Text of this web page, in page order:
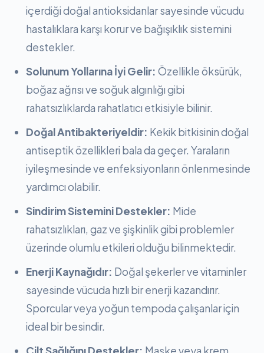
içerdiği doğal antioksidanlar sayesinde vücudu
hastalıklara karşı korur ve bağışıklık sistemini
destekler.
Solunum Yollarına İyi Gelir: Özellikle öksürük,
boğaz ağrısı ve soğuk algınlığı gibi
rahatsızlıklarda rahatlatıcı etkisiyle bilinir.
Doğal Antibakteriyeldir: Kekik bitkisinin doğal
antiseptik özellikleri bala da geçer. Yaraların
iyileşmesinde ve enfeksiyonların önlenmesinde
yardımcı olabilir.
Sindirim Sistemini Destekler: Mide
rahatsızlıkları, gaz ve şişkinlik gibi problemler
üzerinde olumlu etkileri olduğu bilinmektedir.
Enerji Kaynağıdır: Doğal şekerler ve vitaminler
sayesinde vücuda hızlı bir enerji kazandırır.
Sporcular veya yoğun tempoda çalışanlar için
ideal bir besindir.